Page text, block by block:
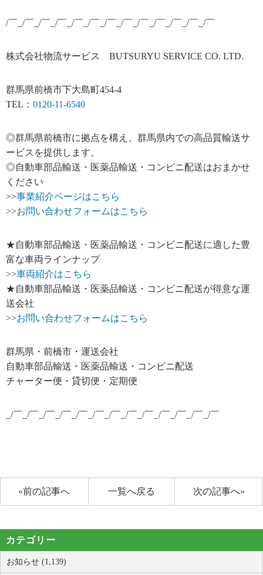
/￣_/￣_/￣_/￣_/￣_/￣_/￣_/￣_/￣_/￣_/￣_/￣_/￣
株式会社物流サービス BUTSURYU SERVICE CO. LTD.
群馬県前橋市下大島町454-4
TEL： 0120-11-6540
◎群馬県前橋市に拠点を構え、群馬県内での高品質輸送サ
ービスを提供します。
◎自動車部品輸送・医薬品輸送・コンビニ配送はおまかせ
ください
>>事業紹介ページはこちら
>>お問い合わせフォームはこちら
★自動車部品輸送・医薬品輸送・コンビニ配送に適した豊
富な車両ラインナップ
>>車両紹介はこちら
★自動車部品輸送・医薬品輸送・コンビニ配送が得意な運
送会社
>>お問い合わせフォームはこちら
群馬県・前橋市・運送会社
自動車部品輸送・医薬品輸送・コンビニ配送
チャーター便・貸切便・定期便
_/￣_/￣_/￣_/￣_/￣_/￣_/￣_/￣_/￣_/￣_/￣_/￣_/￣
«前の記事へ 次の記事へ»
一覧へ戻る
カテゴリー
お知らせ (1,139)